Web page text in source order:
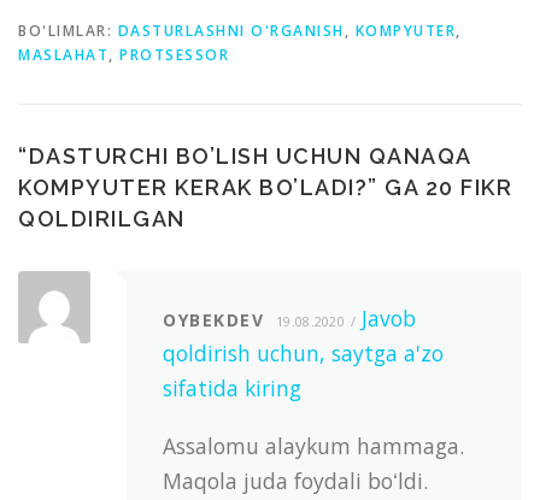
BO'LIMLAR: DASTURLASHNI O'RGANISH, KOMPYUTER,
MASLAHAT, PROTSESSOR
“DASTURCHI BO’LISH UCHUN QANAQA
KOMPYUTER KERAK BO’LADI?” GA 20 FIKR
QOLDIRILGAN
OYBEKDEV 19.08.2020
Javob
qoldirish uchun, saytga a'zo
sifatida kiring
Assalomu alaykum hammaga.
Maqola juda foydali boʻldi.